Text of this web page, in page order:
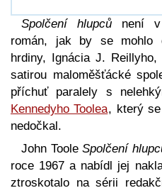
Spolčení hlupcůnení v
román, jak by se mohlo
hrdiny, Ignácia J.
satirou maloměšťácké
příchuť paralely s
Kennedyho Toolea, který
nedočkal.
John TooleSpolčení
roce 1967 a nabídl jej
ztroskotalo na sérii